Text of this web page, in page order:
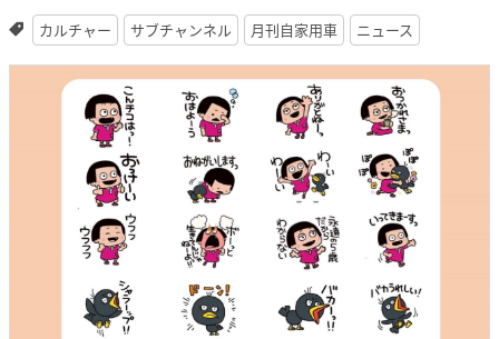
カルチャー サブチャンネル 月刊自家用車 ニュース